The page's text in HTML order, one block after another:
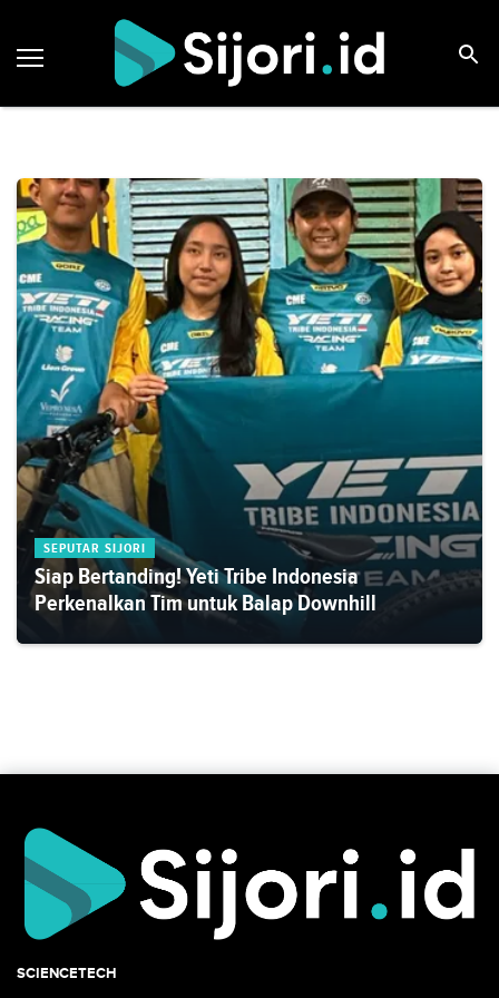
SEPUTAR SIJORI
Siap Bertanding! Yeti Tribe Indonesia
Perkenalkan Tim untuk Balap Downhill
SCIENCETECH